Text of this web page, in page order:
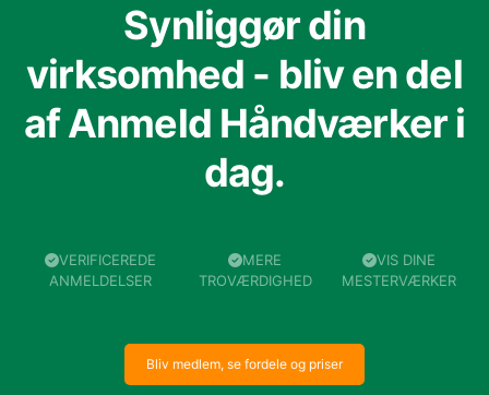
Synliggør din
virksomhed - bliv en del
af Anmeld Håndværker i
dag.
VERIFICEREDE
ANMELDELSER
MERE
TROVÆRDIGHED
VIS DINE
MESTERVÆRKER
Bliv medlem, se fordele og priser